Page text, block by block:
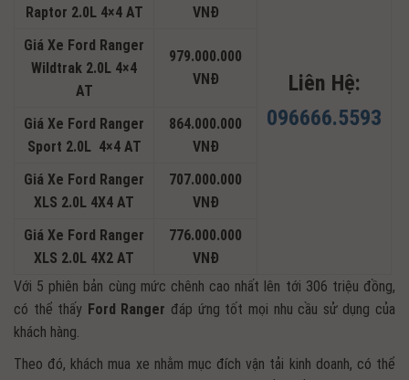
Raptor 2.0L 4×4 AT
VNĐ
Liên Hệ:
096666.5593
Giá Xe Ford Ranger
Wildtrak 2.0L 4×4
AT
979.000.000
VNĐ
Giá Xe Ford Ranger
Sport 2.0L 4×4 AT
864.000.000
VNĐ
Giá Xe Ford Ranger
XLS 2.0L 4X4 AT
707.000.000
VNĐ
Giá Xe Ford Ranger
XLS 2.0L 4X2 AT
776.000.000
VNĐ
Với 5 phiên bản cùng mức chênh cao nhất lên tới 306 triệu đồng,
có thể thấy Ford Ranger đáp ứng tốt mọi nhu cầu sử dụng của
khách hàng.
Theo đó, khách mua xe nhằm mục đích vận tải kinh doanh, có thể